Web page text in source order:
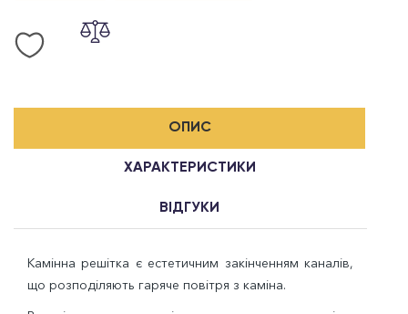
ОПИС
ХАРАКТЕРИСТИКИ
ВІДГУКИ
Камінна решітка є естетичним закінченням каналів,
що розподіляють гаряче повітря з каміна.